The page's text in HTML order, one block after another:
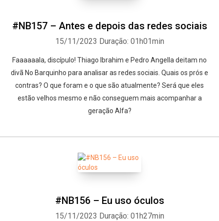
#NB157 – Antes e depois das redes sociais
15/11/2023 Duração: 01h01min
Faaaaaala, discípulo! Thiago Ibrahim e Pedro Angella deitam no
divã No Barquinho para analisar as redes sociais. Quais os prós e
contras? O que foram e o que são atualmente? Será que eles
estão velhos mesmo e não conseguem mais acompanhar a
geração Alfa?
#NB156 – Eu uso óculos
15/11/2023 Duração: 01h27min